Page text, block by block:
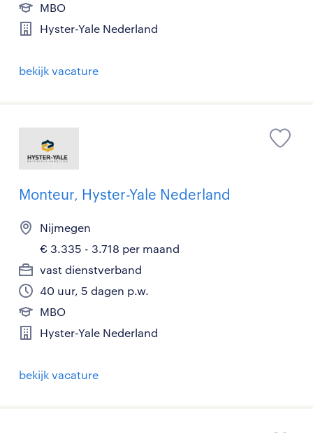
MBO
Hyster-Yale Nederland
bekijk vacature
Monteur, Hyster-Yale Nederland
Nijmegen
€ 3.335 - 3.718 per maand
vast dienstverband
40 uur, 5 dagen p.w.
MBO
Hyster-Yale Nederland
bekijk vacature